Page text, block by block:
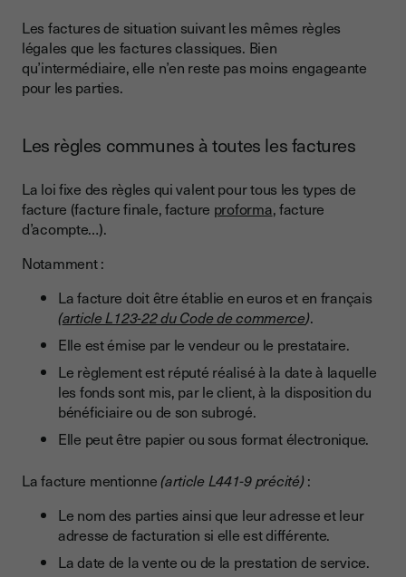
Les factures de situation suivant les mêmes règles
légales que les factures classiques. Bien
qu’intermédiaire, elle n’en reste pas moins engageante
pour les parties.
Les règles communes à toutes les factures
La loi fixe des règles qui valent pour tous les types de
facture (facture finale, facture proforma, facture
d’acompte…).
Notamment :
La facture doit être établie en euros et en français
(article L123-22 du Code de commerce).
Elle est émise par le vendeur ou le prestataire.
Le règlement est réputé réalisé à la date à laquelle
les fonds sont mis, par le client, à la disposition du
bénéficiaire ou de son subrogé.
Elle peut être papier ou sous format électronique.
La facture mentionne(article L441-9 précité):
Le nom des parties ainsi que leur adresse et leur
adresse de facturation si elle est différente.
La date de la vente ou de la prestation de service.